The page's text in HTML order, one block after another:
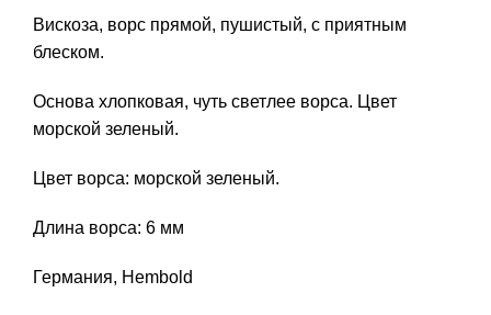
Вискоза, ворс прямой, пушистый, с приятным
блеском.
Основа хлопковая, чуть светлее ворса. Цвет
морской зеленый.
Цвет ворса: морской зеленый.
Длина ворса: 6 мм
Германия, Hembold